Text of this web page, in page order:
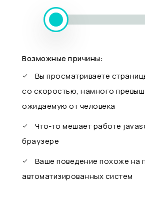
Возможные причины:
Вы просматриваете
со скоростью, намного
ожидаемую от человека
Что-то мешает работе
браузере
Ваше поведение похоже на
автоматизированных систем